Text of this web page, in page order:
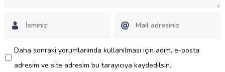
Daha sonraki yorumlarımda kullanılması için adım, e-posta
adresim ve site adresim bu tarayıcıya kaydedilsin.